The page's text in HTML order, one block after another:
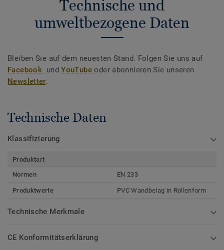
Technische und
umweltbezogene Daten
Bleiben Sie auf dem neuesten Stand. Folgen Sie uns auf
Facebook undYouTubeoder abonnieren Sie unseren
Newsletter.
Technische Daten
Klassifizierung
Produktart
Normen
EN 233
Produktwerte PVC Wandbelag in Rollenform
Technische Merkmale
CE Konformitätserklärung